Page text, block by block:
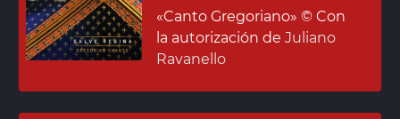
«Canto Gregoriano» © Con
la autorización de Juliano
Ravanello